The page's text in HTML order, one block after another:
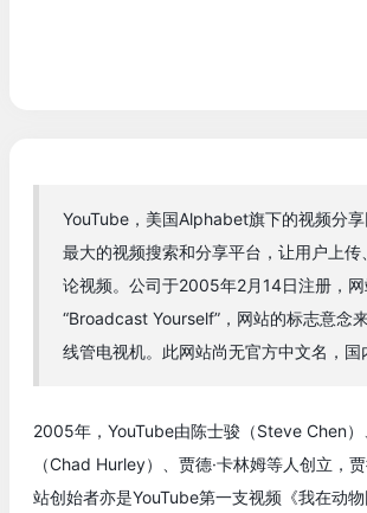
YouTube，美国Alphabet旗下的视频分
最大的视频搜索和分享平台，让用户上
论视频。公司于2005年2月14日注册，
“Broadcast Yourself”，网站的标志意念
线管电视机。此网站尚无官方中文名，国
2005年，YouTube由陈士骏（Steve Chen）
（Chad Hurley）、贾德·卡林姆等人创立，
站创始者亦是YouTube第一支视频《我在动物